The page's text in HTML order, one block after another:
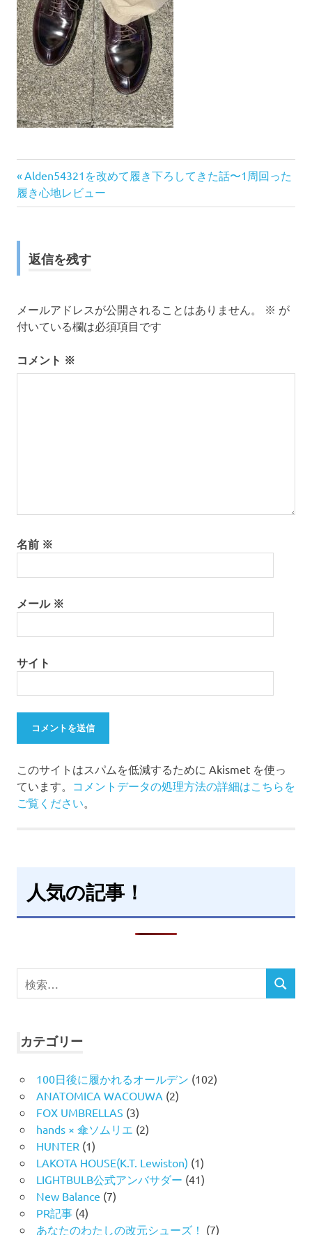
投
稿
ナ
ビ
ー
シ
前
の
記
Alden54321を改めて履き下ろしてきた話〜1周回った
履き心地レビュー
返信を残す
メールアドレスが公開されることはありません。 ※ が
付いている欄は必須項目です
コメント ※
名前 ※
メール ※
サイト
このサイトはスパムを低減するために Akismet を使っ
ています。 コメントデータの処理方法の詳細はこちらを
ご覧ください。
人気の記事！
検
索
検
カテゴリー
100日後に履かれるオールデン (102)
ANATOMICA WACOUWA (2)
FOX UMBRELLAS (3)
hands × 傘ソムリエ (2)
HUNTER (1)
LAKOTA HOUSE(K.T. Lewiston) (1)
LIGHTBULB公式アンバサダー (41)
New Balance (7)
PR記事(4)
あなたのわたしの改元シューズ！ (7)